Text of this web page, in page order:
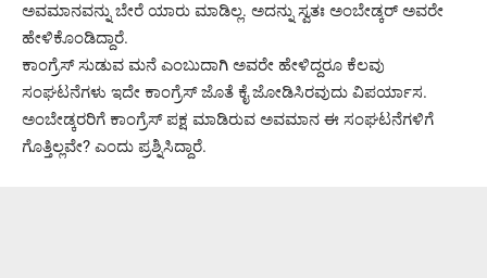
ಅವಮಾನವನ್ನು ಬೇರೆ ಯಾರು ಮಾಡಿಲ್ಲ. ಅದನ್ನು ಸ್ವತಃ ಅಂಬೇಡ್ಕರ್‌ ಅವರೇ
ಹೇಳಿಕೊಂಡಿದ್ದಾರೆ.
ಕಾಂಗ್ರೆಸ್ ಸುಡುವ ಮನೆ ಎಂಬುದಾಗಿ ಅವರೇ ಹೇಳಿದ್ದರೂ ಕೆಲವು
ಸಂಘಟನೆಗಳು ಇದೇ ಕಾಂಗ್ರೆಸ್‍ ಜೊತೆ ಕೈ ಜೋಡಿಸಿರವುದು ವಿಪರ್ಯಾಸ.
ಅಂಬೇಡ್ಕರರಿಗೆ ಕಾಂಗ್ರೆಸ್ ಪಕ್ಷ ಮಾಡಿರುವ ಅವಮಾನ ಈ ಸಂಘಟನೆಗಳಿಗೆ
ಗೊತ್ತಿಲ್ಲವೇ? ಎಂದು ಪ್ರಶ್ನಿಸಿದ್ದಾರೆ.